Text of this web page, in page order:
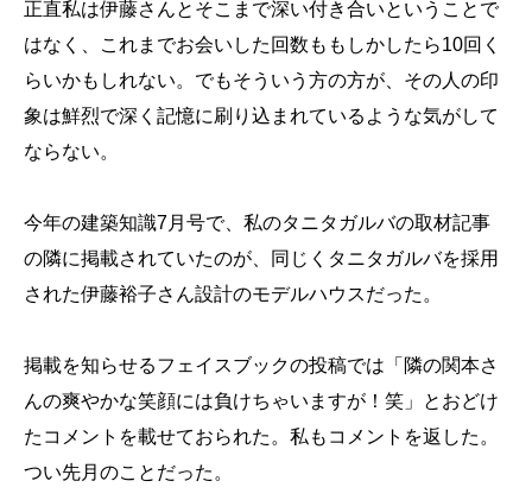
正直私は伊藤さんとそこまで深い付き合いということで
はなく、これまでお会いした回数ももしかしたら10回く
らいかもしれない。でもそういう方の方が、その人の印
象は鮮烈で深く記憶に刷り込まれているような気がして
ならない。
今年の建築知識7月号で、私のタニタガルバの取材記事
の隣に掲載されていたのが、同じくタニタガルバを採用
された伊藤裕子さん設計のモデルハウスだった。
掲載を知らせるフェイスブックの投稿では「隣の関本さ
んの爽やかな笑顔には負けちゃいますが！笑」とおどけ
たコメントを載せておられた。私もコメントを返した。
つい先月のことだった。